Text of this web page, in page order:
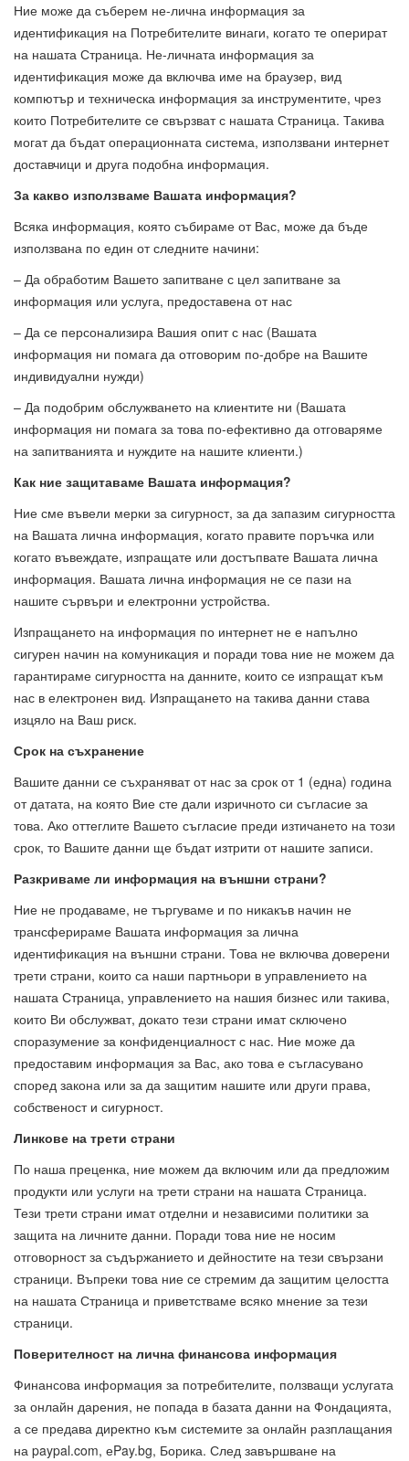
Ние може да съберем не-лична информация за
идентификация на Потребителите винаги, когато те оперират
на нашата Страница. Не-личната информация за
идентификация може да включва име на браузер, вид
компютър и техническа информация за инструментите, чрез
които Потребителите се свързват с нашата Страница. Такива
могат да бъдат операционната система, използвани интернет
доставчици и друга подобна информация.
За какво използваме Вашата информация?
Всяка информация, която събираме от Вас, може да бъде
използвана по един от следните начини:
– Да обработим Вашето запитване с цел запитване за
информация или услуга, предоставена от нас
– Да се персонализира Вашия опит с нас (Вашата
информация ни помага да отговорим по-добре на Вашите
индивидуални нужди)
– Да подобрим обслужването на клиентите ни (Вашата
информация ни помага за това по-ефективно да отговаряме
на запитванията и нуждите на нашите клиенти.)
Как ние защитаваме Вашата информация?
Ние сме въвели мерки за сигурност, за да запазим сигурността
на Вашата лична информация, когато правите поръчка или
когато въвеждате, изпращате или достъпвате Вашата лична
информация. Вашата лична информация не се пази на
нашите сървъри и електронни устройства.
Изпращането на информация по интернет не е напълно
сигурен начин на комуникация и поради това ние не можем да
гарантираме сигурността на данните, които се изпращат към
нас в електронен вид. Изпращането на такива данни става
изцяло на Ваш риск.
Срок на съхранение
Вашите данни се съхраняват от нас за срок от 1 (една) година
от датата, на която Вие сте дали изричното си съгласие за
това. Ако оттеглите Вашето съгласие преди изтичането на този
срок, то Вашите данни ще бъдат изтрити от нашите записи.
Разкриваме ли информация на външни страни?
Ние не продаваме, не търгуваме и по никакъв начин не
трансферираме Вашата информация за лична
идентификация на външни страни. Това не включва доверени
трети страни, които са наши партньори в управлението на
нашата Страница, управлението на нашия бизнес или такива,
които Ви обслужват, докато тези страни имат сключено
споразумение за конфиденциалност с нас. Ние може да
предоставим информация за Вас, ако това е съгласувано
според закона или за да защитим нашите или други права,
собственост и сигурност.
Линкове на трети страни
По наша преценка, ние можем да включим или да предложим
продукти или услуги на трети страни на нашата Страница.
Тези трети страни имат отделни и независими политики за
защита на личните данни. Поради това ние не носим
отговорност за съдържанието и дейностите на тези свързани
страници. Въпреки това ние се стремим да защитим целостта
на нашата Страница и приветстваме всяко мнение за тези
страници.
Поверителност на лична финансова информация
Финансова информация за потребителите, ползващи услугата
за онлайн дарения, не попада в базата данни на Фондацията,
а се предава директно към системите за онлайн разплащания
на paypal.com, еPay.bg, Борика. След завършване на